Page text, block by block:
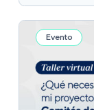
Evento